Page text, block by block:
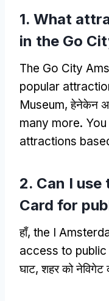
1. What
in the Go
The Go City
popular
Museum, हेनेकेन
many more.
attractions
2. Can I use
Card for
हाँ, the I
access to
घाट, शहर को नेविगेट